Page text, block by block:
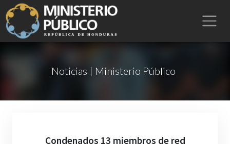
Noticias | Ministerio Público
Condenados 13 miembros de red